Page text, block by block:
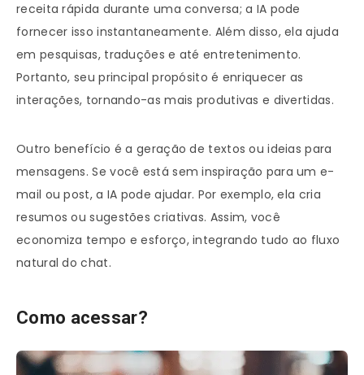
receita rápida durante uma conversa; a IA pode
fornecer isso instantaneamente. Além disso, ela ajuda
em pesquisas, traduções e até entretenimento.
Portanto, seu principal propósito é enriquecer as
interações, tornando-as mais produtivas e divertidas.
Outro benefício é a geração de textos ou ideias para
mensagens. Se você está sem inspiração para um e-
mail ou post, a IA pode ajudar. Por exemplo, ela cria
resumos ou sugestões criativas. Assim, você
economiza tempo e esforço, integrando tudo ao fluxo
natural do chat.
Como acessar?